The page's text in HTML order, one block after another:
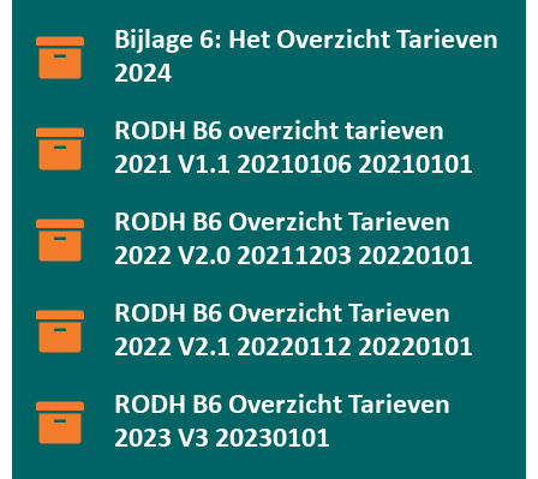
Bijlage 6: Het Overzicht Tarieven
2024
RODH B6 overzicht tarieven
2021 V1.1 20210106 20210101
RODH B6 Overzicht Tarieven
2022 V2.0 20211203 20220101
RODH B6 Overzicht Tarieven
2022 V2.1 20220112 20220101
RODH B6 Overzicht Tarieven
2023 V3 20230101